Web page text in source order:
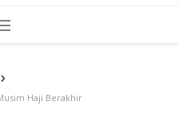
Haji Berakhir